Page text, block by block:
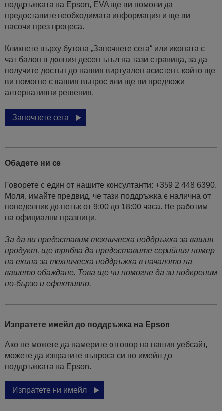
поддръжката на Epson, EVA ще ви помоли да
предоставите необходимата информация и ще ви
насочи през процеса.
Кликнете върху бутона „Започнете сега“ или иконата с
чат балон в долния десен ъгъл на тази страница, за да
получите достъп до нашия виртуален асистент, който ще
ви помогне с вашия въпрос или ще ви предложи
алтернативни решения.
Започнете сега
Обадете ни се
Говорете с един от нашите консултанти: +359 2 448 6390.
Моля, имайте предвид, че тази поддръжка е налична от
понеделник до петък от 9:00 до 18:00 часа. Не работим
на официални празници.
За да ви предоставим техническа поддръжка за вашия
продукт, ще трябва да предоставите серийния номер
на екипа за техническа поддръжка в началото на
вашето обаждане. Това ще ни помогне да ви подкрепим
по-бързо и ефективно.
Изпратете имейл до поддръжка на Epson
Ако не можете да намерите отговор на нашия уебсайт,
можете да изпратите въпроса си по имейл до
поддръжката на Epson.
Изпратете ни имейл